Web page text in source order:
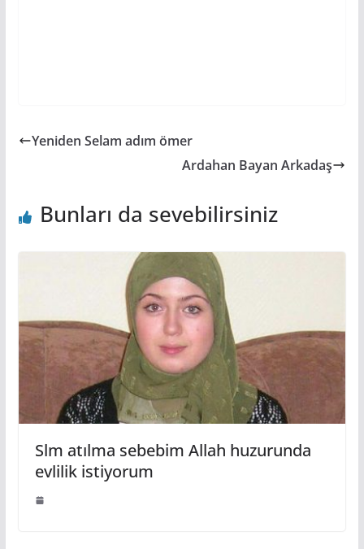
Yeniden Selam adım ömer
Ardahan Bayan Arkadaş
Bunları da sevebilirsiniz
Slm atılma sebebim Allah huzurunda
evlilik istiyorum